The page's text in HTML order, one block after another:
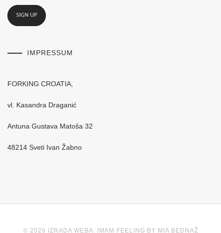
IMPRESSUM
FORKING CROATIA,
vl. Kasandra Draganić
Antuna Gustava Matoša 32
48214 Sveti Ivan Žabno
© 2026 IZRADA WEBA: IMAM FEELING BY MIA BEDNAŽ